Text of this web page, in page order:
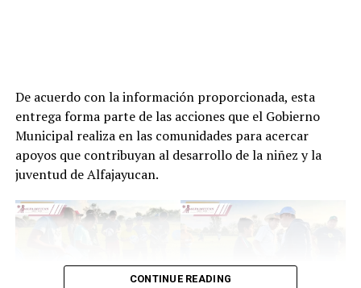
De acuerdo con la información proporcionada, esta
entrega forma parte de las acciones que el Gobierno
Municipal realiza en las comunidades para acercar
apoyos que contribuyan al desarrollo de la niñez y la
juventud de Alfajayucan.
CONTINUE READING